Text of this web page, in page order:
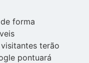
forma
terão
pontuará